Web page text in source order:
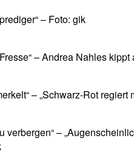
– Foto: gik
– Andrea Nahles
– „Schwarz-Rot
verbergen“ –